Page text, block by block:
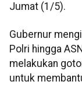
Jumat (1/5).
Gubernur
Polri hingga
melakukan
untuk